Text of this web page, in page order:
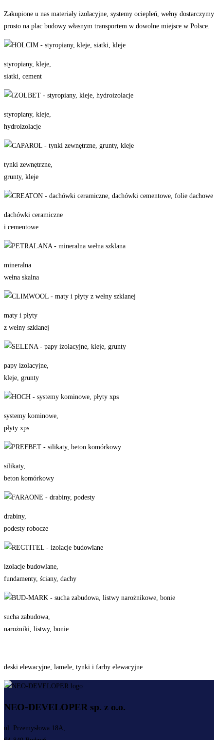
Zakupione u nas materiały izolacyjne, systemy ociepleń, wełny dostarczymy
prosto na plac budowy własnym transportem w dowolne miejsce w Polsce.
styropiany, kleje,
siatki, cement
styropiany, kleje,
hydroizolacje
tynki zewnętrzne,
grunty, kleje
dachówki ceramiczne
i cementowe
mineralna
wełna skalna
maty i płyty
z wełny szklanej
papy izolacyjne,
kleje, grunty
systemy kominowe,
płyty xps
silikaty,
beton komórkowy
drabiny,
podesty robocze
izolacje budowlane,
fundamenty, ściany, dachy
sucha zabudowa,
narożniki, listwy, bonie
deski elewacyjne, lamele, tynki i farby elewacyjne
NEO-DEVELOPER sp. z o.o.
ul. Przemysłowa 18A,